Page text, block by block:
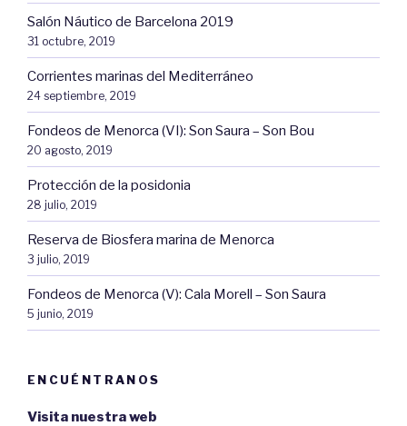
Salón Náutico de Barcelona 2019
31 octubre, 2019
Corrientes marinas del Mediterráneo
24 septiembre, 2019
Fondeos de Menorca (VI): Son Saura – Son Bou
20 agosto, 2019
Protección de la posidonia
28 julio, 2019
Reserva de Biosfera marina de Menorca
3 julio, 2019
Fondeos de Menorca (V): Cala Morell – Son Saura
5 junio, 2019
ENCUÉNTRANOS
Visita nuestra web